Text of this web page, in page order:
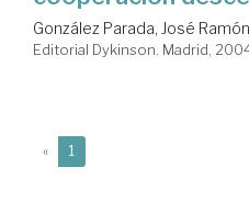
González Parada, José Ramón
Editorial Dykinson. Madrid,
« 1